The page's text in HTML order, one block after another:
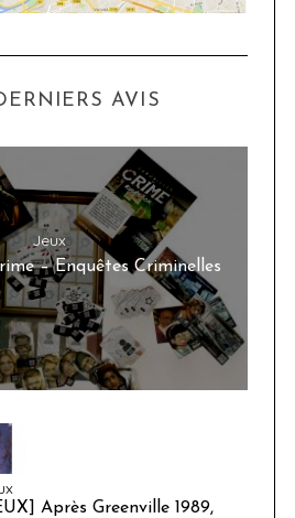
AVIS
Jeux
– Enquêtes Criminelles
Après Greenville 1989,